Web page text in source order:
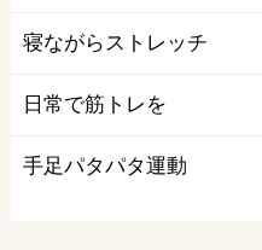
寝ながらストレッチ
日常で筋トレを
手足パタパタ運動